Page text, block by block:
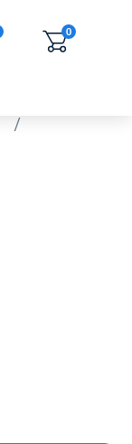
0
/